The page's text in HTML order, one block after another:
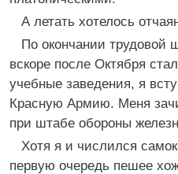
А летать хотелось
По окончании трудовой
вскоре после Октября
учебные заведения, я
Красную Армию. Меня
при штабе обороны
Хотя я и числился
первую очередь пешее